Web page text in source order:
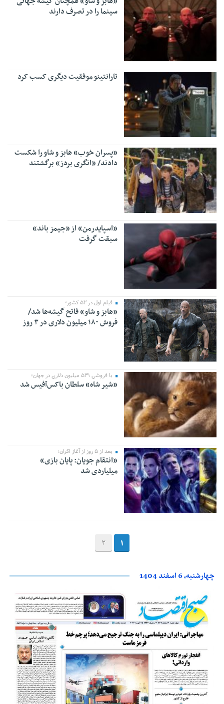
سینما را در تصرف دارند
تارانتینو موفقیت دیگری کسب کرد
«پسران خوب» هابز و شاو را شکست
دادند/ «انگری بردز» برگشتند
«اسپایدرمن» از «جیمز باند»
سبقت گرفت
فیلم اول در ۵۲ کشور؛
«هابز و شاو» فاتح گیشه‌ها شد/
فروش ۱۸۰ میلیون دلاری در ۳ روز
با فروشی ۵۳۱ میلیون دلاری در جهان؛
«شیر شاه» سلطان باکس‌آفیس شد
بعد از ۵ روز از آغاز اکران؛
«انتقام جویان: پایان بازی»
میلیاردی شد
1
2
چهارشنبه، 6 اسفند 1404